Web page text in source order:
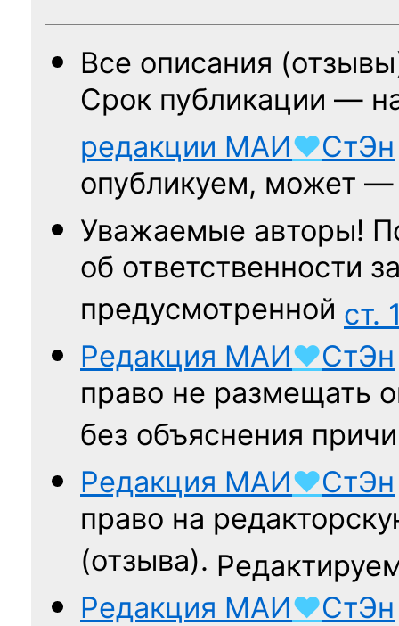
Все описания
Срок публикации —
редакции МАИ♥СтЭн
опубликуем, может
Уважаемые авторы!
об ответственности
предусмотренной ст.
Редакция МАИ♥СтЭн
право не размещать
без объяснения
Редакция МАИ♥СтЭн
право на
(отзыва).
Редакция МАИ♥СтЭн